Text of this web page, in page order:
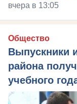
вчера в 13:05
Общество
Выпускники
района
учебного